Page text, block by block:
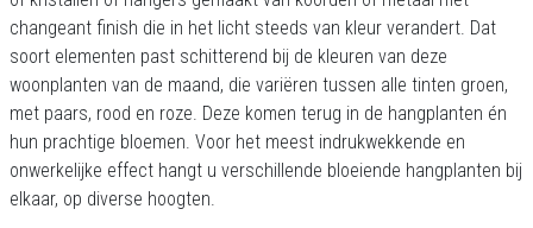
changeant finish die in het licht steeds van kleur verandert. Dat
soort elementen past schitterend bij de kleuren van deze
woonplanten van de maand, die variëren tussen alle tinten groen,
met paars, rood en roze. Deze komen terug in de hangplanten én
hun prachtige bloemen. Voor het meest indrukwekkende en
onwerkelijke effect hangt u verschillende bloeiende hangplanten bij
elkaar, op diverse hoogten.